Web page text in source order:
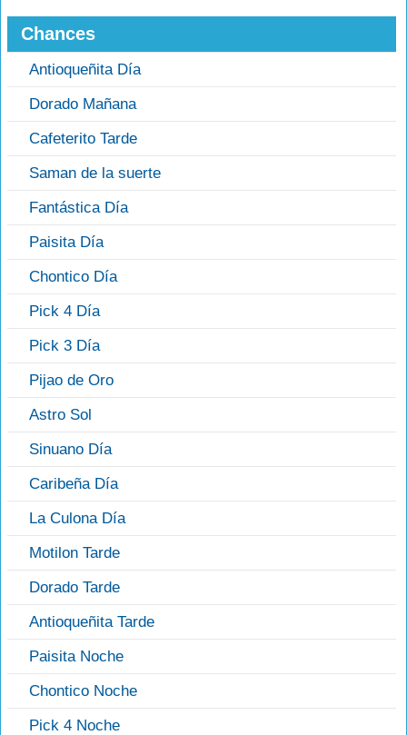
Chances
Antioqueñita Día
Dorado Mañana
Cafeterito Tarde
Saman de la suerte
Fantástica Día
Paisita Día
Chontico Día
Pick 4 Día
Pick 3 Día
Pijao de Oro
Astro Sol
Sinuano Día
Caribeña Día
La Culona Día
Motilon Tarde
Dorado Tarde
Antioqueñita Tarde
Paisita Noche
Chontico Noche
Pick 4 Noche